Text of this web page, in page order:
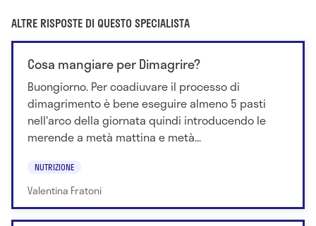
ALTRE RISPOSTE DI QUESTO SPECIALISTA
Cosa mangiare per Dimagrire?
Buongiorno. Per coadiuvare il processo di
dimagrimento è bene eseguire almeno 5 pasti
nell'arco della giornata quindi introducendo le
merende a metà mattina e metà...
NUTRIZIONE
Valentina Fratoni